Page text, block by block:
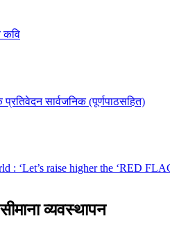
व्यवस्थापन